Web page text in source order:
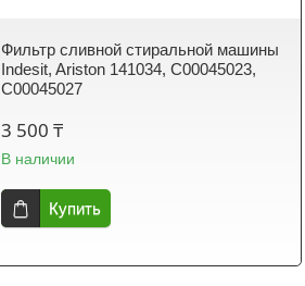
Фильтр сливной стиральной машины
Indesit, Ariston 141034, C00045023,
C00045027
3 500 ₸
В наличии
Купить